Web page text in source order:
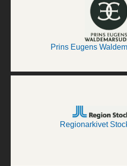
Prins Eugens
Regionarkivet